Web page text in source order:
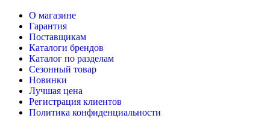
О магазине
Гарантия
Поставщикам
Каталоги брендов
Каталог по разделам
Сезонный товар
Новинки
Лучшая цена
Регистрация клиентов
Политика конфиденциальности